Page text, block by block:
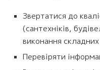
Звертатися до
(сантехніків,
виконання складних
Перевіряти